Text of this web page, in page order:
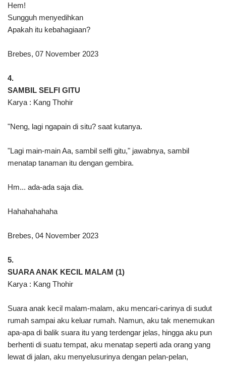
Hem!
Sungguh menyedihkan
Apakah itu kebahagiaan?
Brebes, 07 November 2023
4.
SAMBIL SELFI GITU
Karya : Kang Thohir
"Neng, lagi ngapain di situ? saat kutanya.
"Lagi main-main Aa, sambil selfi gitu," jawabnya, sambil
menatap tanaman itu dengan gembira.
Hm... ada-ada saja dia.
Hahahahahaha
Brebes, 04 November 2023
5.
SUARA ANAK KECIL MALAM (1)
Karya : Kang Thohir
Suara anak kecil malam-malam, aku mencari-carinya di sudut
rumah sampai aku keluar rumah. Namun, aku tak menemukan
apa-apa di balik suara itu yang terdengar jelas, hingga aku pun
berhenti di suatu tempat, aku menatap seperti ada orang yang
lewat di jalan, aku menyelusurinya dengan pelan-pelan,